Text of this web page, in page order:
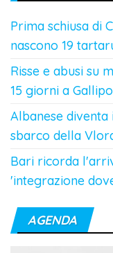
Prima schiusa di
nascono 19
Risse e abusi su
15 giorni a
Albanese
sbarco della
Bari ricorda
'integrazione
AGENDA